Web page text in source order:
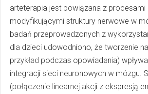
arteterapia jest powiązana z procesami
modyfikującymi struktury nerwowe w
badań przeprowadzonych z
dla dzieci udowodniono, że tworzenie
przykład podczas opowiadania)
integracji sieci neuronowych w mózgu.
(połączenie linearnej akcji z ekspresją